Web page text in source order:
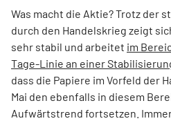
Was macht die Aktie? Trotz der
durch den Handelskrieg zeigt
sehr stabil und arbeitet im
Tage-Linie an einer
dass die Papiere im Vorfeld der
Mai den ebenfalls in diesem
Aufwärtstrend fortsetzen.